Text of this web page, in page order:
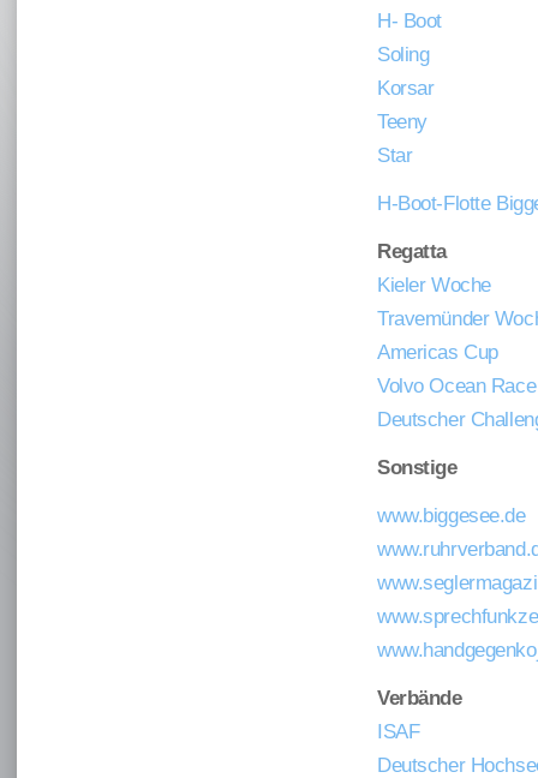
H- Boot
Soling
Korsar
Teeny
Star
H-Boot-Flotte
Regatta
Kieler Woche
Travemünder
Americas Cup
Volvo Ocean Race
Deutscher
Sonstige
www.biggesee.de
Verbände
ISAF
Deutscher